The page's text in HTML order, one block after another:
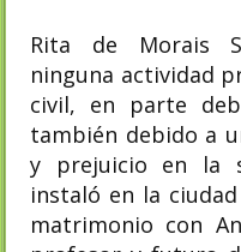
Rita de Morais
ninguna actividad
civil, en parte
también debido a
y prejuicio en la
instaló en la
matrimonio con